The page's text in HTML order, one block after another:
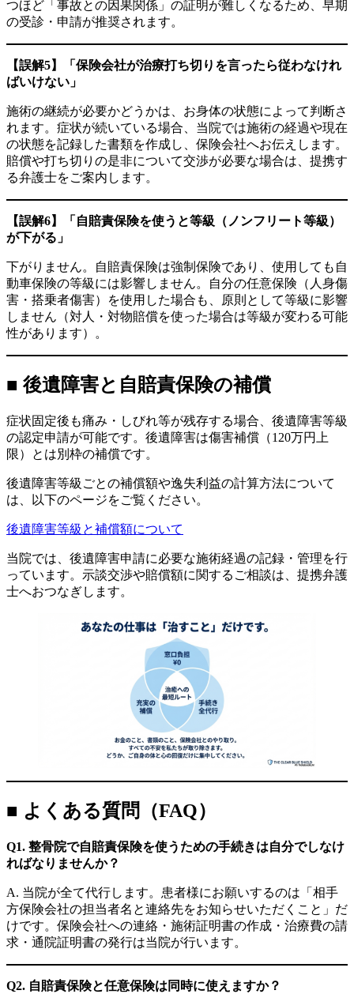
つほど「事故との因果関係」の証明が難しくなるため、早期
の受診・申請が推奨されます。
【誤解5】「保険会社が治療打ち切りを言ったら従わなけれ
ばいけない」
施術の継続が必要かどうかは、お身体の状態によって判断さ
れます。症状が続いている場合、当院では施術の経過や現在
の状態を記録した書類を作成し、保険会社へお伝えします。
賠償や打ち切りの是非について交渉が必要な場合は、提携す
る弁護士をご案内します。
【誤解6】「自賠責保険を使うと等級（ノンフリート等級）
が下がる」
下がりません。自賠責保険は強制保険であり、使用しても自
動車保険の等級には影響しません。自分の任意保険（人身傷
害・搭乗者傷害）を使用した場合も、原則として等級に影響
しません（対人・対物賠償を使った場合は等級が変わる可能
性があります）。
■ 後遺障害と自賠責保険の補償
症状固定後も痛み・しびれ等が残存する場合、後遺障害等級
の認定申請が可能です。後遺障害は傷害補償（120万円上
限）とは別枠の補償です。
後遺障害等級ごとの補償額や逸失利益の計算方法について
は、以下のページをご覧ください。
後遺障害等級と補償額について
当院では、後遺障害申請に必要な施術経過の記録・管理を行
っています。示談交渉や賠償額に関するご相談は、提携弁護
士へおつなぎします。
■ よくある質問（FAQ）
Q1. 整骨院で自賠責保険を使うための手続きは自分でしなけ
ればなりませんか？
A. 当院が全て代行します。患者様にお願いするのは「相手
方保険会社の担当者名と連絡先をお知らせいただくこと」だ
けです。保険会社への連絡・施術証明書の作成・治療費の請
求・通院証明書の発行は当院が行います。
Q2. 自賠責保険と任意保険は同時に使えますか？